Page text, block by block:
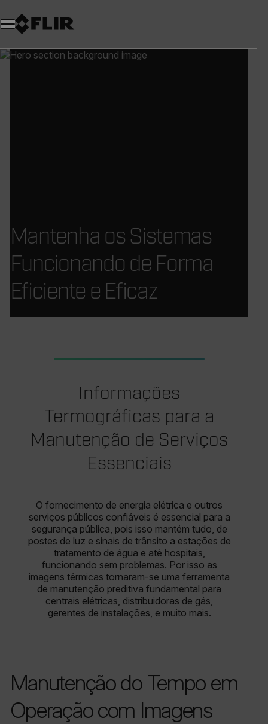
Mantenha os Sistemas
Funcionando de Forma
Eficiente e Eficaz
Informações
Termográficas para a
Manutenção de Serviços
Essenciais
O fornecimento de energia elétrica e outros
serviços públicos confiáveis é essencial para a
segurança pública, pois isso mantém tudo, de
postes de luz e sinais de trânsito a estações de
tratamento de água e até hospitais,
funcionando sem problemas. Por isso as
imagens térmicas tornaram-se uma ferramenta
de manutenção preditiva fundamental para
centrais elétricas, distribuidoras de gás,
gerentes de instalações, e muito mais.
Manutenção do Tempo em
Operação com Imagens